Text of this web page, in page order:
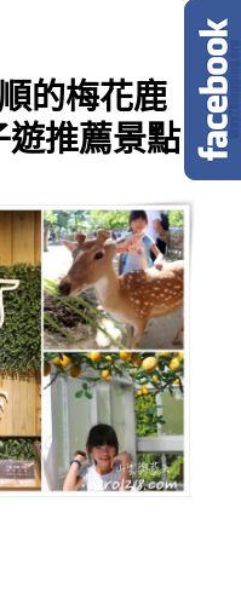
的梅花鹿
遊推薦景點